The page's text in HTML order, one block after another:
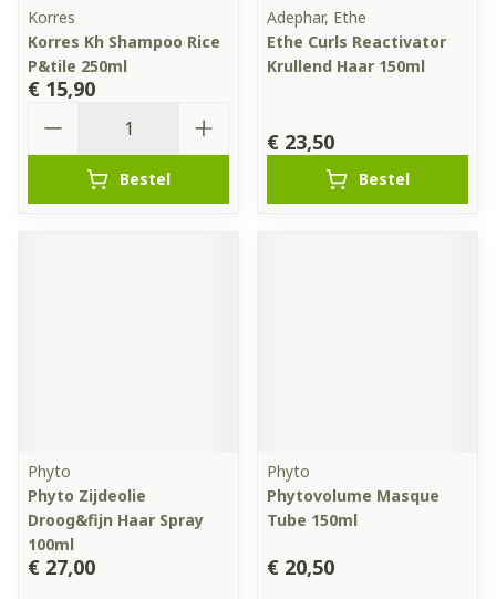
Korres
Korres Kh Shampoo Rice
P&tile 250ml
€ 15,90
Bestel
Adephar, Ethe
Ethe Curls Reactivator
Krullend Haar 150ml
€ 23,50
Bestel
Phyto
Phyto Zijdeolie
Droog&fijn Haar Spray
100ml
€ 27,00
Phyto
Phytovolume Masque
Tube 150ml
€ 20,50